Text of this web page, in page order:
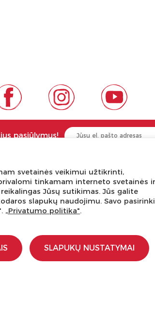
pasiūlymus!
APIE PREKĖS ŽENKLUS
Kas yra LaQ?
BRAIN BUILDERS kūdikiams
IWAKO trintukai-dėlionės
svetainės veikimui užtikrinti,
tinkamam interneto svetainės ir
Jūsų sutikimas. Jūs galite
slapukų naudojimu. Savo
„Privatumo politika".
SLAPUKŲ NUSTATYMAI